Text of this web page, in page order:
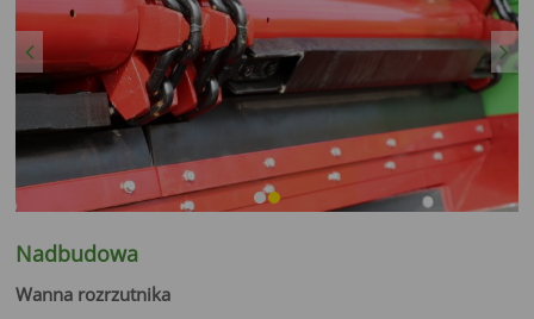
Previous Next
Nadbudowa
Wanna rozrzutnika